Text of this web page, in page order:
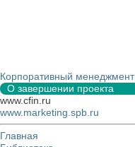
Корпоративный менеджмент
О завершении проекта
www.cfin.ru
www.marketing.spb.ru
Главная